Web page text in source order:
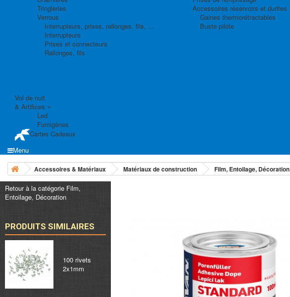
Tringleries
Verrous
Interrupteurs, prises, rallonges, fils, ...
Interrupteurs
Prises et connecteurs
Rallonges, fils
Accessoires réservoirs et durites
Gaines thermorétractables
Buste pilote
Vol de nuit
& Artifices
Led
Fumigènes
Cartes Cadeaux
Menu
Accessoires & Matériaux Matériaux de construction Film, Entoilage, Décoration
Retour à la catégorie Film,
Entoilage, Décoration
PRODUITS SIMILAIRES
100 rivets
2x1mm